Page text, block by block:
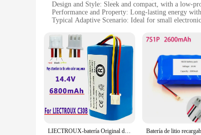
Design and Style: Sleek and compact, with a low-
Performance and Property: Long-lasting energy
Typical Adaptive Scenario: Ideal for small
Parts and Accessories: Comes with a TP4056
Features:
**Unmatched Reliability and Performance**
The batería 3 7 TP4056 is a game-changer in the
reliability. Its high capacity of 500mAh at 3.7V
makes it an unobtrusive addition to any device,
**Versatile and Easy to Use**
The batería 3 7 TP4056 is not just about power; it's
Whether you're looking to power a wearable
compact size make it a perfect choice for portable
LIECTROUX-batería Original de alta capacidad para Robot aspirador C30B, pila de litio de 12800mAh, 1 unidad por paquete